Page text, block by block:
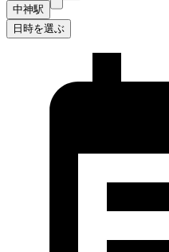
中神駅
日時を選ぶ